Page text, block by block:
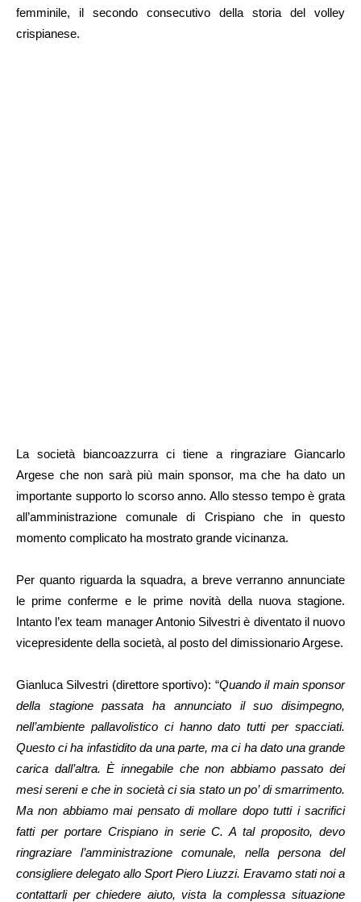
femminile, il secondo consecutivo della storia del volley
crispianese.
La società biancoazzurra ci tiene a ringraziare Giancarlo
Argese che non sarà più main sponsor, ma che ha dato un
importante supporto lo scorso anno. Allo stesso tempo è grata
all’amministrazione comunale di Crispiano che in questo
momento complicato ha mostrato grande vicinanza.
Per quanto riguarda la squadra, a breve verranno annunciate
le prime conferme e le prime novità della nuova stagione.
Intanto l’ex team manager Antonio Silvestri è diventato il nuovo
vicepresidente della società, al posto del dimissionario Argese.
Gianluca Silvestri (direttore sportivo): “Quando il main sponsor
della stagione passata ha annunciato il suo disimpegno,
nell’ambiente pallavolistico ci hanno dato tutti per spacciati.
Questo ci ha infastidito da una parte, ma ci ha dato una grande
carica dall’altra. È innegabile che non abbiamo passato dei
mesi sereni e che in società ci sia stato un po’ di smarrimento.
Ma non abbiamo mai pensato di mollare dopo tutti i sacrifici
fatti per portare Crispiano in serie C. A tal proposito, devo
ringraziare l’amministrazione comunale, nella persona del
consigliere delegato allo Sport Piero Liuzzi. Eravamo stati noi a
contattarli per chiedere aiuto, vista la complessa situazione